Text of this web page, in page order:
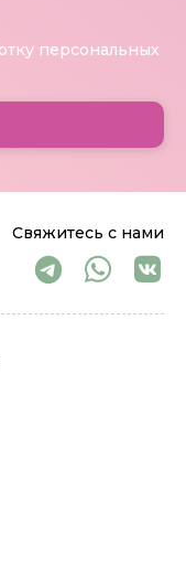
Свяжитесь с нами
персональных